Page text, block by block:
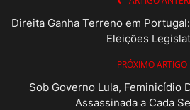
Direita Ganha Terreno em
Eleições
PRÓXIMO ARTIGO
Sob Governo Lula, Feminicídio
Assassinada a Cada